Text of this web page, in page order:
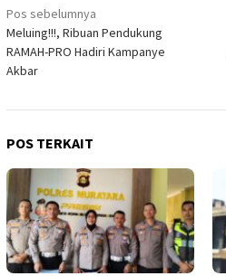
Navigasi
pos
Pos sebelumnya
Meluing!!!, Ribuan Pendukung
RAMAH-PRO Hadiri Kampanye
Akbar
POS TERKAIT